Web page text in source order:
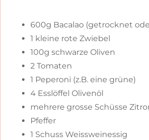
600g Bacalao (getrocknet
1 kleine rote Zwiebel
100g schwarze Oliven
2 Tomaten
1 Peperoni (z.B. eine grüne)
4 Esslöffel Olivenöl
mehrere grosse Schüsse
Pfeffer
1 Schuss Weissweinessig